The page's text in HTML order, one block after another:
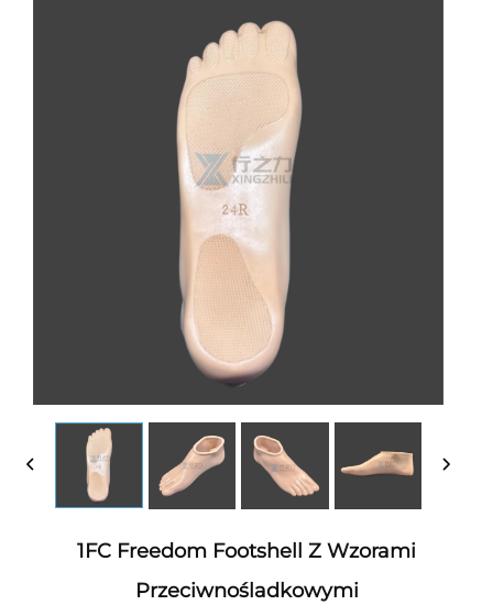
1FC Freedom Footshell Z Wzorami
Przeciwnośladkowymi